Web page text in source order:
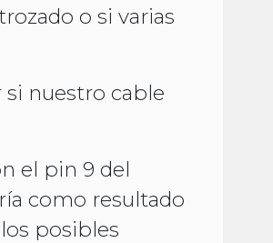
o si varias
nuestro cable
el pin 9 del
como resultado
posibles